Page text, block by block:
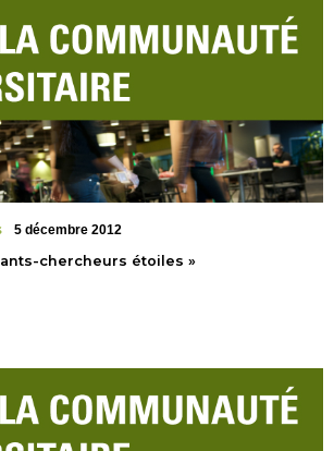
5 décembre 2012
chercheurs étoiles »